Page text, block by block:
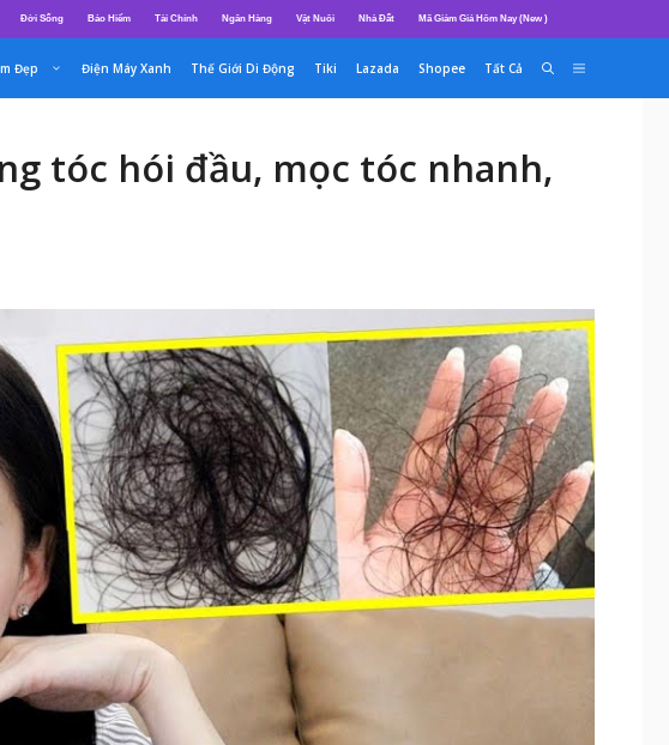
Đời Sống Bảo Hiểm Tài Chính Ngân Hàng Vật Nuôi Nhà Đất Mã Giảm Giá Hôm Nay (New )
Đẹp Điện Máy Xanh Thế Giới Di Động Tiki Lazada Shopee Tất Cả
tóc hói đầu, mọc tóc nhanh,